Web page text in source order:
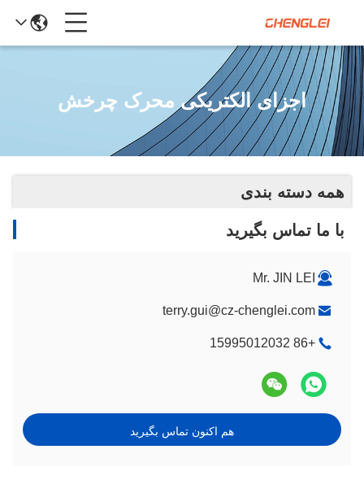
اجزای الکتریکی محرک چرخش
همه دسته بندی
با ما تماس بگیرید
Mr. JIN LEI
terry.gui@cz-chenglei.com
+86 15995012032
هم اکنون تماس بگیرید